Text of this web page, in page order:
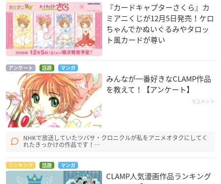
『カードキャプターさくら』カ
ミアニくじが12月5日発売！ケロ
ちゃんでかぬいぐるみやタロッ
ト風カードが尊い
アンケート 話題 マンガ
みんなが一番好きなCLAMP作品
を教えて！【アンケート】
9コメント
NHKで放送していたツバサ・クロニクルが私をアニメオタクにしてく
れたきっかけの作品です！…
ランキング 話題 マンガ
CLAMP人気漫画作品ランキング